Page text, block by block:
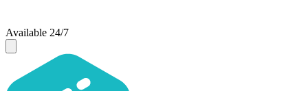
Available 24/7